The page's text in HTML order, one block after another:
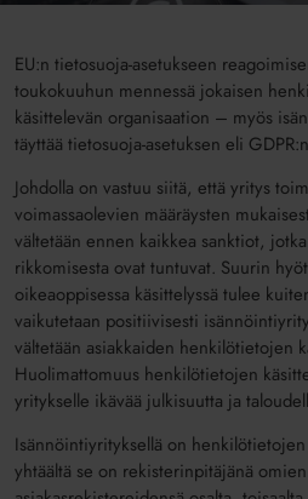
EU:n tietosuoja-asetukseen
toukokuuhun mennessä jokaisen
käsittelevän organisaation – myös
täyttää tietosuoja-asetuksen eli
Johdolla on vastuu siitä, että yritys
voimassaolevien määräysten
vältetään ennen kaikkea sanktiot,
rikkomisesta ovat tuntuvat. Suurin
oikeaoppisessa käsittelyssä tulee
vaikutetaan positiivisesti
vältetään asiakkaiden henkilötietojen
Huolimattomuus henkilötietojen
yritykselle ikävää julkisuutta ja
Isännöintiyrityksellä on
yhtäältä se on rekisterinpitäjänä